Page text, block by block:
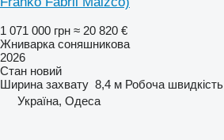
1 071 000 грн ≈ 20 820 €
Жниварка соняшникова
2026
Стан новий
Ширина захвату 8,4 м Робоча швидкість
Україна, Одеса